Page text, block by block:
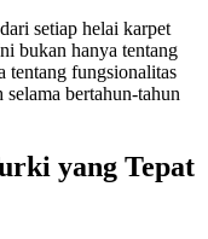
setiap helai karpet
bukan hanya tentang
tentang fungsionalitas
bertahun-tahun
yang Tepat